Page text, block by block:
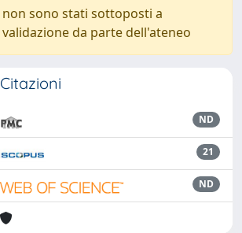
non sono stati sottoposti a
validazione da parte dell'ateneo
Citazioni
ND
21
ND